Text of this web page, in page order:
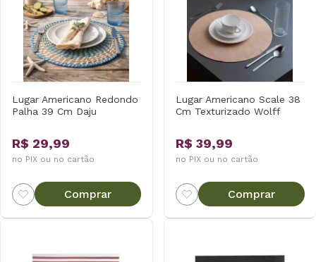
Lugar Americano Redondo
Palha 39 Cm Daju
R$ 29,99
no PIX ou no cartão
Comprar
Lugar Americano Scale 38
Cm Texturizado Wolff
R$ 39,99
no PIX ou no cartão
Comprar